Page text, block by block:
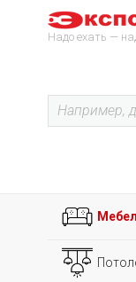
Надо ехать —